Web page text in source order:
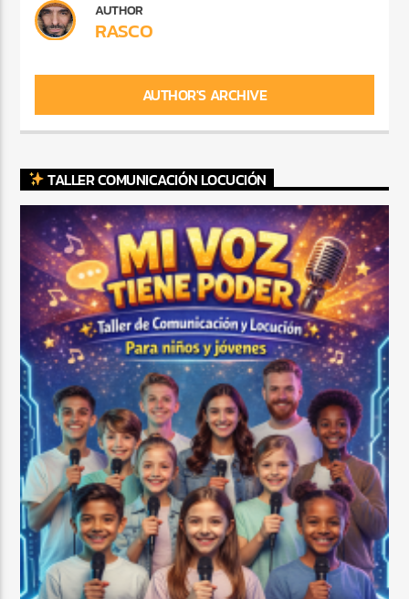
AUTHOR
RASCO
AUTHOR'S ARCHIVE
TALLER COMUNICACIÓN LOCUCIÓN